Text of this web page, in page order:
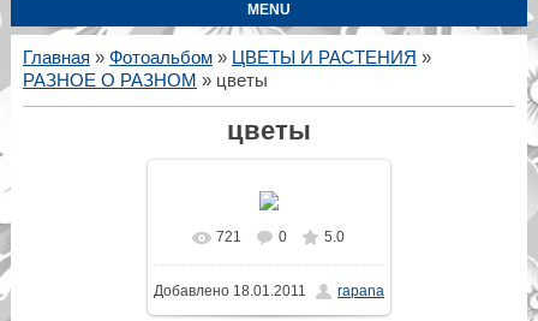
MENU
Главная » Фотоальбом» ЦВЕТЫ И РАСТЕНИЯ »
РАЗНОЕ О РАЗНОМ » цветы
цветы
В реальном размере
1280x1024/ 243.6Kb
721 0 5.0
Добавлено18.01.2011 rapana